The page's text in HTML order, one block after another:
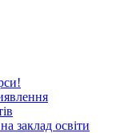
заклад освіти